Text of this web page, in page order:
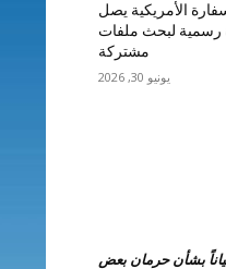
الأمريكية يصل
رسمية لبحث ملفات
مشتركة
يونيو 30, 2026
بشأن حرمان بعض